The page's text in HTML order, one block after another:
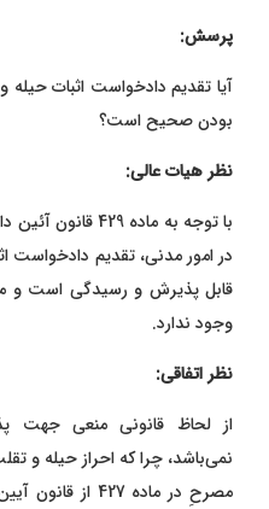
پرسش:
آیا تقدیم دادخواست اثبات
بودن صحیح است؟
نظر هیات عالی:
با توجه به ماده
در امور مدنی، تقدیم دادخواست
قابل پذیرش و رسیدگی است و
وجود ندارد.
نظر اتفاقی:
از لحاظ قانونی منعی جهت
نمی‌باشد، چرا که احراز حیله و
مصرحِ در ماده